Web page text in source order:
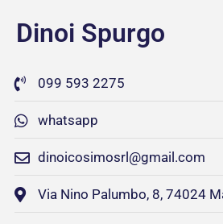
Dinoi Spurgo
099 593 2275
whatsapp
dinoicosimosrl@gmail.com
Via Nino Palumbo, 8, 74024